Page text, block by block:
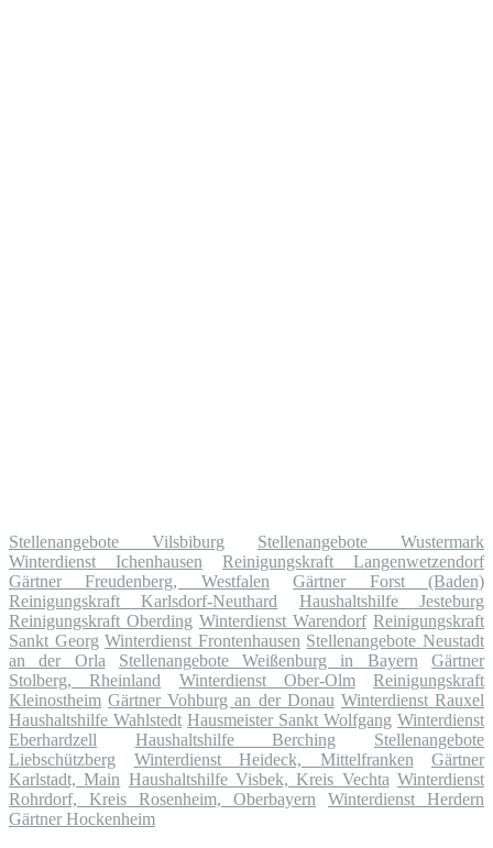
Stellenangebote Vilsbiburg
Stellenangebote Wustermark
Winterdienst Ichenhausen
Reinigungskraft Langenwetzendorf
Gärtner Freudenberg, Westfalen
Gärtner Forst (Baden)
Reinigungskraft Karlsdorf-Neuthard
Haushaltshilfe Jesteburg
Reinigungskraft Oberding Winterdienst Warendorf Reinigungskraft
Sankt Georg Winterdienst Frontenhausen Stellenangebote Neustadt
an der Orla
Stellenangebote Weißenburg in Bayern
Gärtner
Stolberg, Rheinland
Winterdienst Ober-Olm
Reinigungskraft
Kleinostheim Gärtner Vohburg an der Donau Winterdienst Rauxel
Haushaltshilfe Wahlstedt Hausmeister Sankt Wolfgang Winterdienst
Eberhardzell
Haushaltshilfe Berching
Stellenangebote
Liebschützberg
Winterdienst Heideck, Mittelfranken
Gärtner
Karlstadt, Main Haushaltshilfe Visbek, Kreis Vechta Winterdienst
Rohrdorf, Kreis Rosenheim, Oberbayern
Winterdienst Herdern
Gärtner Hockenheim